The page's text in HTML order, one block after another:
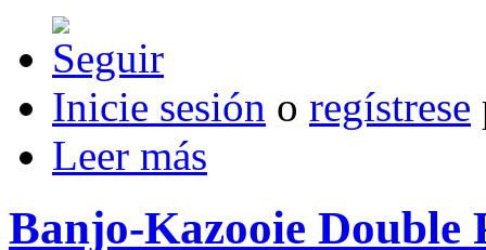
Inicie sesión o regístrese
Leer más
Banjo-Kazooie Double